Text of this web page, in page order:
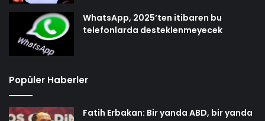
WhatsApp, 2025’ten itibaren bu
telefonlarda desteklenmeyecek
Popüler Haberler
Fatih Erbakan: Bir yanda ABD, bir yanda